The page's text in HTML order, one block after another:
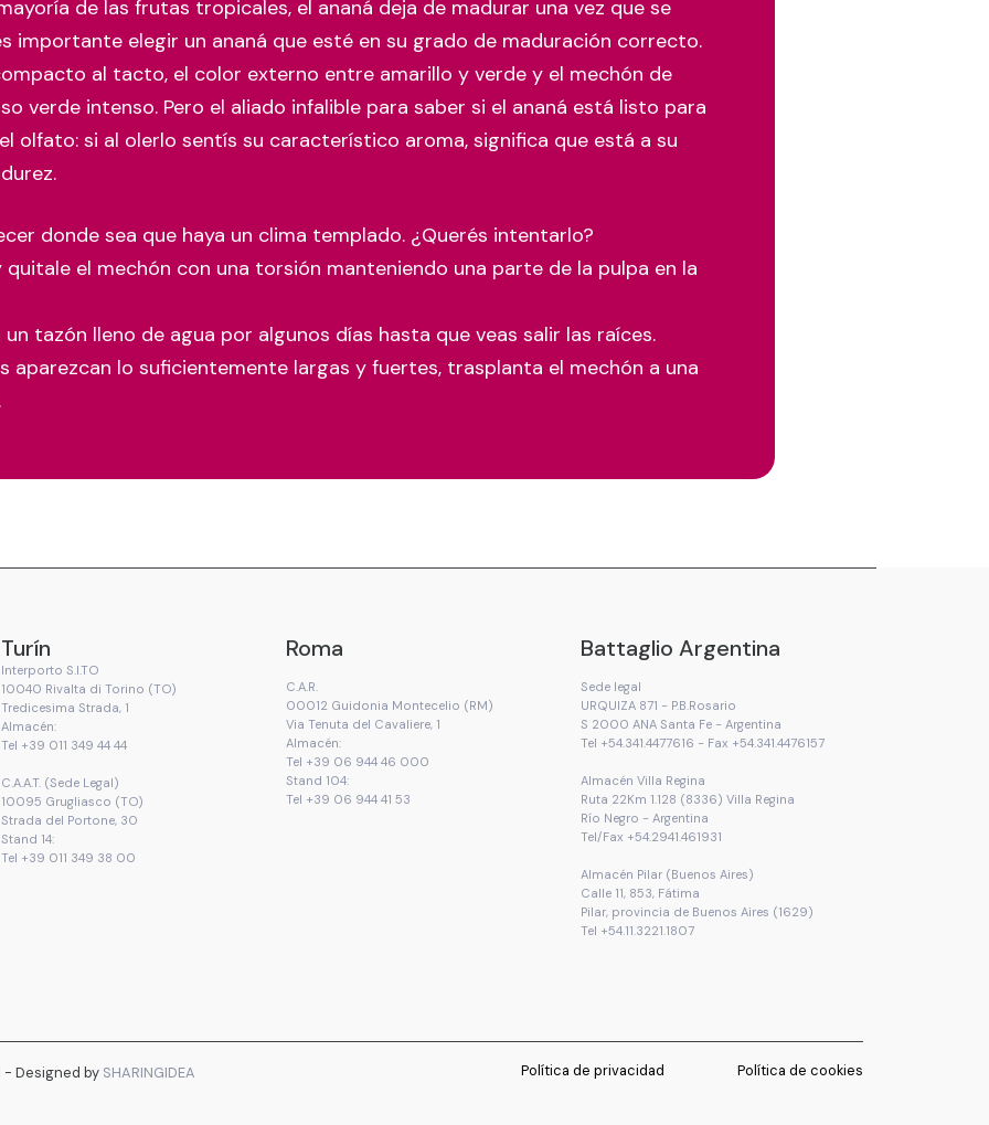
de las frutas tropicales, el ananá deja de madurar una vez que se
importante elegir un ananá que esté en su grado de maduración correcto.
al tacto, el color externo entre amarillo y verde y el mechón de
verde intenso. Pero el aliado infalible para saber si el ananá está listo para
olfato: si al olerlo sentís su característico aroma, significa que está a su
donde sea que haya un clima templado. ¿Querés intentarlo?
quitale el mechón con una torsión manteniendo una parte de la pulpa en la
tazón lleno de agua por algunos días hasta que veas salir las raíces.
aparezcan lo suficientemente largas y fuertes, trasplanta el mechón a una
Turín
Interporto S.I.TO
10040 Rivalta di Torino (TO)
Tredicesima Strada, 1
Almacén:
Tel +39 011 349 44 44
C.A.A.T. (Sede Legal)
10095 Grugliasco (TO)
Strada del Portone, 30
Stand 14:
Tel +39 011 349 38 00
Roma
C.A.R.
00012 Guidonia Montecelio (RM)
Via Tenuta del Cavaliere, 1
Almacén:
Tel +39 06 944 46 000
Stand 104:
Tel +39 06 944 41 53
Battaglio Argentina
Sede legal
URQUIZA 871 - P.B.Rosario
S 2000 ANA Santa Fe - Argentina
Tel +54.341.4477616 - Fax +54.341.4476157
Almacén Villa Regina
Ruta 22Km 1.128 (8336) Villa Regina
Río Negro - Argentina
Tel/Fax +54.2941.461931
Almacén Pilar (Buenos Aires)
Calle 11, 853, Fátima
Pilar, provincia de Buenos Aires (1629)
Tel +54.11.3221.1807
- Designed by SHARINGIDEA Política de privacidad Política de cookies